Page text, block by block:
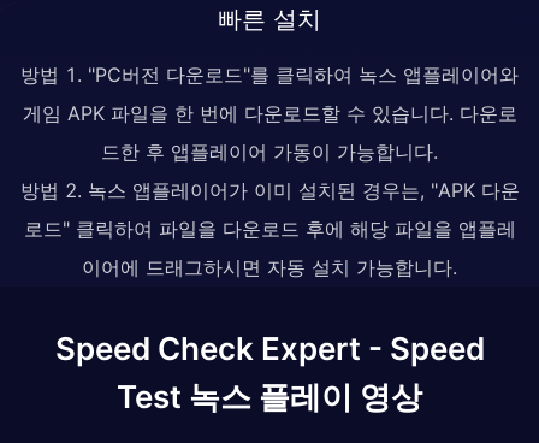
빠른 설치
방법 1. "PC버전 다운로드"를 클릭하여 녹스 앱플레이어와
게임 APK 파일을 한 번에 다운로드할 수 있습니다. 다운로
드한 후 앱플레이어 가동이 가능합니다.
방법 2. 녹스 앱플레이어가 이미 설치된 경우는, "APK 다운
로드" 클릭하여 파일을 다운로드 후에 해당 파일을 앱플레
이어에 드래그하시면 자동 설치 가능합니다.
Speed Check Expert - Speed
Test 녹스 플레이 영상